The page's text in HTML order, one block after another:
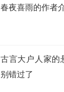
春夜喜雨的作者
古言大户人家的
别错过了